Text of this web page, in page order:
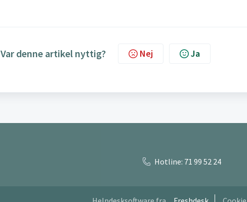
Var denne artikel nyttig? Nej Ja
Hotline: 71 99 52 24